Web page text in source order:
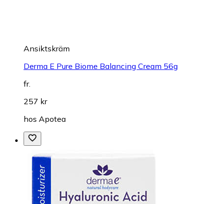
Ansiktskräm
Derma E Pure Biome Balancing Cream 56g
fr.
257 kr
hos Apotea